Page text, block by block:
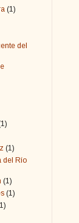
(1)
del
(1)
del Río
(1)
(1)